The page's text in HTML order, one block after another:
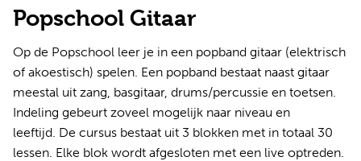
Popschool Gitaar
Op de Popschool leer je in een popband gitaar (elektrisch
of akoestisch) spelen. Een popband bestaat naast gitaar
meestal uit zang, basgitaar, drums/percussie en toetsen.
Indeling gebeurt zoveel mogelijk naar niveau en
leeftijd. De cursus bestaat uit 3 blokken met in totaal 30
lessen. Elke blok wordt afgesloten met een live optreden.